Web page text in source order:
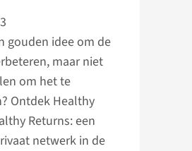
gouden idee om de
maar niet
om het te
Ontdek Healthy
Returns: een
netwerk in de